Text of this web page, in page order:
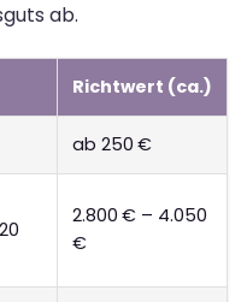
ab.
Richtwert (ca.)
ab 250 €
2.800 € – 4.050
€